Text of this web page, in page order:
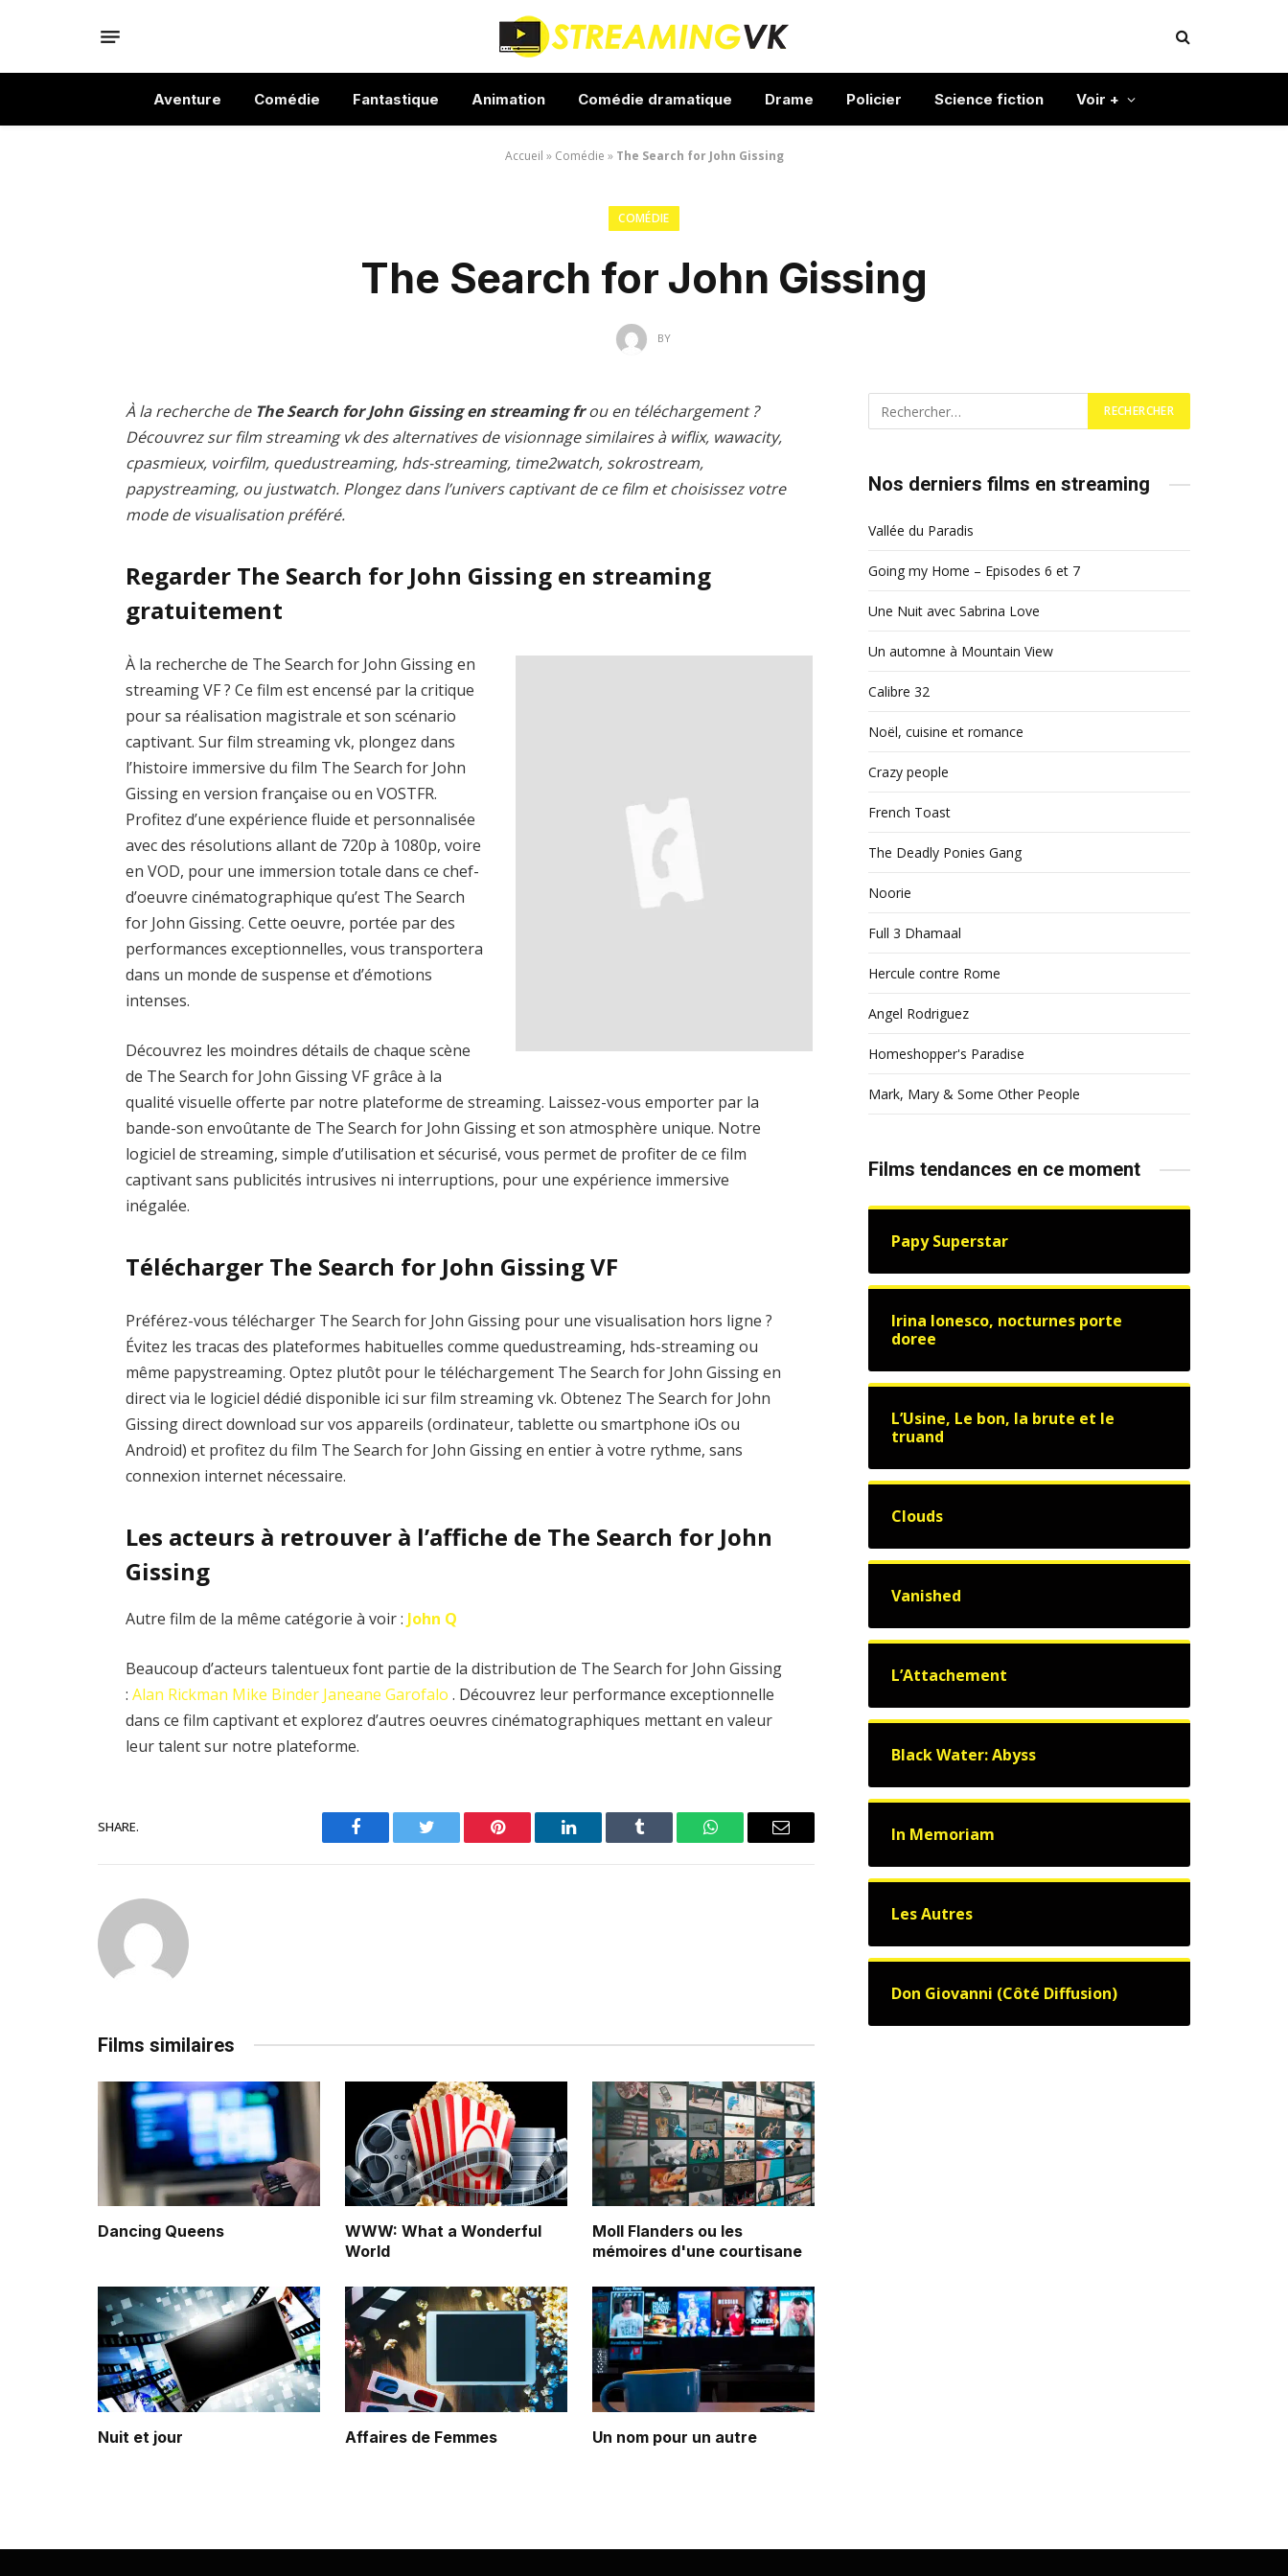
Aventure Comédie Fantastique Animation Comédie dramatique Drame Policier Science fiction Voir +
Accueil » Comédie » The Search for John Gissing
COMÉDIE
The Search for John Gissing
BY
À la recherche de The Search for John Gissing en streaming frou en téléchargement ?
Découvrez sur film streaming vk des alternatives de visionnage similaires à wiflix, wawacity,
cpasmieux, voirfilm, quedustreaming, hds-streaming, time2watch, sokrostream,
papystreaming, ou justwatch. Plongez dans l’univers captivant de ce film et choisissez votre
mode de visualisation préféré.
Regarder The Search for John Gissing en streaming
gratuitement
À la recherche de The Search for John Gissing en
streaming VF ? Ce film est encensé par la critique
pour sa réalisation magistrale et son scénario
captivant. Sur film streaming vk, plongez dans
l’histoire immersive du film The Search for John
Gissing en version française ou en VOSTFR.
Profitez d’une expérience fluide et personnalisée
avec des résolutions allant de 720p à 1080p, voire
en VOD, pour une immersion totale dans ce chef-
d’oeuvre cinématographique qu’est The Search
for John Gissing. Cette oeuvre, portée par des
performances exceptionnelles, vous transportera
dans un monde de suspense et d’émotions
intenses.
Découvrez les moindres détails de chaque scène
de The Search for John Gissing VF grâce à la
qualité visuelle offerte par notre plateforme de streaming. Laissez-vous emporter par la
bande-son envoûtante de The Search for John Gissing et son atmosphère unique. Notre
logiciel de streaming, simple d’utilisation et sécurisé, vous permet de profiter de ce film
captivant sans publicités intrusives ni interruptions, pour une expérience immersive
inégalée.
Télécharger The Search for John Gissing VF
Préférez-vous télécharger The Search for John Gissing pour une visualisation hors ligne ?
Évitez les tracas des plateformes habituelles comme quedustreaming, hds-streaming ou
même papystreaming. Optez plutôt pour le téléchargement The Search for John Gissing en
direct via le logiciel dédié disponible ici sur film streaming vk. Obtenez The Search for John
Gissing direct download sur vos appareils (ordinateur, tablette ou smartphone iOs ou
Android) et profitez du film The Search for John Gissing en entier à votre rythme, sans
connexion internet nécessaire.
Les acteurs à retrouver à l’affiche de The Search for John
Gissing
Autre film de la même catégorie à voir : John Q
Beaucoup d’acteurs talentueux font partie de la distribution de The Search for John Gissing
:Alan Rickman Mike Binder Janeane Garofalo . Découvrez leur performance exceptionnelle
dans ce film captivant et explorez d’autres oeuvres cinématographiques mettant en valeur
leur talent sur notre plateforme.
SHARE.
Facebook Twitter Pinterest LinkedIn Tumblr WhatsAppEmail
Films similaires
Dancing Queens
WWW: What a Wonderful
World
Moll Flanders ou les
mémoires d'une courtisane
Nuit et jour Affaires de Femmes Un nom pour un autre
Nos derniers films en streaming
Vallée du Paradis
Going my Home – Episodes 6 et 7
Une Nuit avec Sabrina Love
Un automne à Mountain View
Calibre 32
Noël, cuisine et romance
Crazy people
French Toast
The Deadly Ponies Gang
Noorie
Full 3 Dhamaal
Hercule contre Rome
Angel Rodriguez
Homeshopper's Paradise
Mark, Mary & Some Other People
Films tendances en ce moment
Papy Superstar
Irina Ionesco, nocturnes porte
doree
L’Usine, Le bon, la brute et le
truand
Clouds
Vanished
L’Attachement
Black Water: Abyss
In Memoriam
Les Autres
Don Giovanni (Côté Diffusion)